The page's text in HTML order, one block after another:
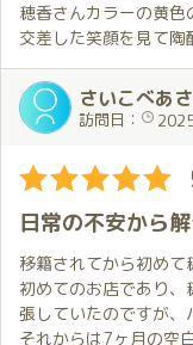
本当は自分からも色
穂香さんの心地良いリ
全てを任せてしまって
それでもどこか満たさ
いるだけでいい、そん
今回は出前ですが初
した。
とはいえ、隣同士で並
話はとても温かく、ま
時間のようでした。
あえて特別な事をし
笑い合える時間こそが
せん。
ほのかメイドに労って
今回もいろいろなこと
疲れているのに元気
ほのかちゃんの誕生月
にしあわせな気持ちに
ほのかちゃんからのお
このお返しは必ずさせ
配信やSNSで拝見す
最も気になっていた衣
昨年は誕生月の期間
クエストしたいとずっ
少し条件があるものの
いすることに。
昨年とは異なる色合
迎えてくれた穂香さ
お部屋に着いてプレゼ
の穂香さんとの時間。
浴衣恒例の楽しみ方
方を見つけてしまいま
がとても楽しかった。
穂香さんカラーの黄
交差した笑顔を見て陶
温かみのある雰囲気
れる音楽で心がほぐれ
美肌で魅力あるダイナ
沼に落ちていくような
限られた時間いっぱ
んのサービスは絆を深
てくれます。
品質、サービス、クレ
お店と最高級人気姫、
しています。
プレイだけではなく心
です。
さいこべあ
訪問日：
日常の不安から
移籍されてから初めて
初めてのお店であり
張していたのですが
それからは7ヶ月の空